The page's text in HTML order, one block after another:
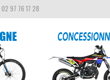
97 76 17 28